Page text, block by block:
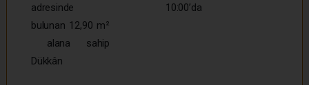
adresinde
bulunan 12,90 m²
alana sahip
Dükkân
10:00’da